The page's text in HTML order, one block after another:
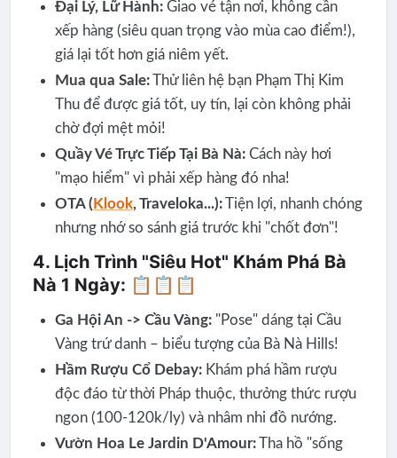
Đại Lý, Lữ Hành:Giao vé tận nơi, không cần
xếp hàng (siêu quan trọng vào mùa cao điểm!),
giá lại tốt hơn giá niêm yết.
Mua qua Sale:Thử liên hệ bạn Phạm Thị Kim
Thu để được giá tốt, uy tín, lại còn không phải
chờ đợi mệt mỏi!
Quầy Vé Trực Tiếp Tại Bà Nà:Cách này hơi
"mạo hiểm" vì phải xếp hàng đó nha!
OTA ( Klook, Traveloka...):Tiện lợi, nhanh chóng
nhưng nhớ so sánh giá trước khi "chốt đơn"!
4. Lịch Trình "Siêu Hot" Khám Phá Bà
Nà 1 Ngày: 📋📋📋
Ga Hội An -> Cầu Vàng:"Pose" dáng tại Cầu
Vàng trứ danh – biểu tượng của Bà Nà Hills!
Hầm Rượu Cổ Debay:Khám phá hầm rượu
độc đáo từ thời Pháp thuộc, thưởng thức rượu
ngon (100-120k/ly) và nhâm nhi đồ nướng.
Vườn Hoa Le Jardin D'Amour:Tha hồ "sống